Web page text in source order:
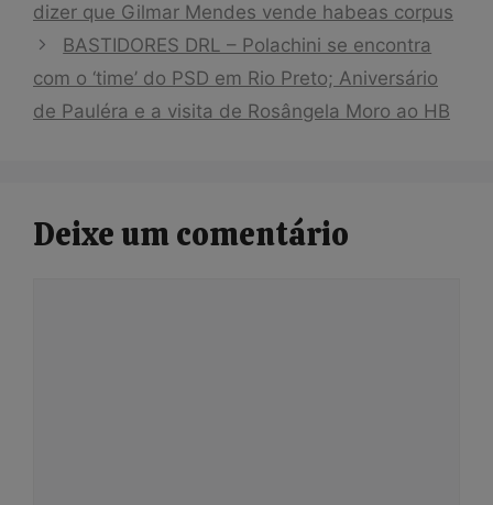
dizer que Gilmar Mendes vende habeas corpus
BASTIDORES DRL – Polachini se encontra
com o ‘time’ do PSD em Rio Preto; Aniversário
de Pauléra e a visita de Rosângela Moro ao HB
Deixe um comentário